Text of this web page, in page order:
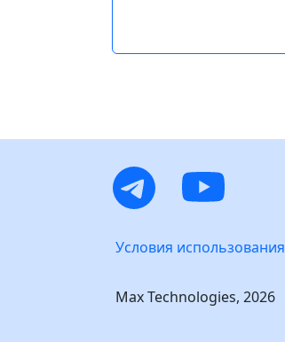
Условия использования
Max Technologies, 2026